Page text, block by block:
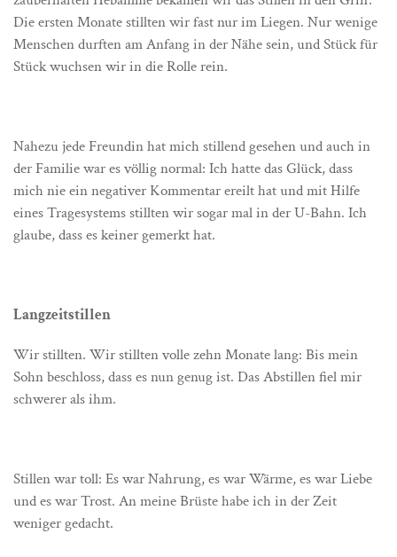
Die ersten Monate stillten wir fast nur im Liegen. Nur wenige
Menschen durften am Anfang in der Nähe sein, und Stück für
Stück wuchsen wir in die Rolle rein.
Nahezu jede Freundin hat mich stillend gesehen und auch in
der Familie war es völlig normal: Ich hatte das Glück, dass
mich nie ein negativer Kommentar ereilt hat und mit Hilfe
eines Tragesystems stillten wir sogar mal in der U-Bahn. Ich
glaube, dass es keiner gemerkt hat.
Langzeitstillen
Wir stillten. Wir stillten volle zehn Monate lang: Bis mein
Sohn beschloss, dass es nun genug ist. Das Abstillen fiel mir
schwerer als ihm.
Stillen war toll: Es war Nahrung, es war Wärme, es war Liebe
und es war Trost. An meine Brüste habe ich in der Zeit
weniger gedacht.